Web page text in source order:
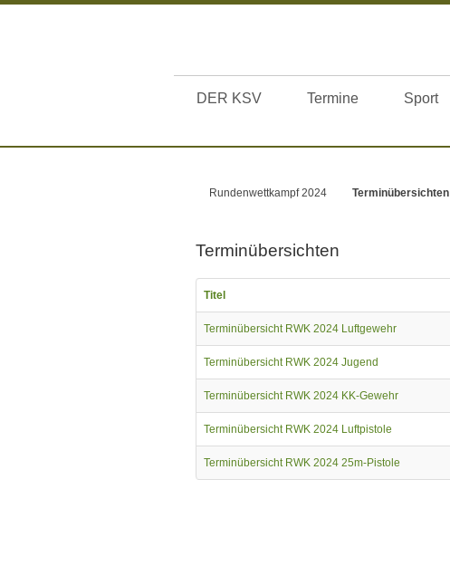
DER KSV Termine Sport
Rundenwettkampf 2024 Terminübersichten
Terminübersichten
Titel
Terminübersicht RWK 2024 Luftgewehr
Terminübersicht RWK 2024 Jugend
Terminübersicht RWK 2024 KK-Gewehr
Terminübersicht RWK 2024 Luftpistole
Terminübersicht RWK 2024 25m-Pistole